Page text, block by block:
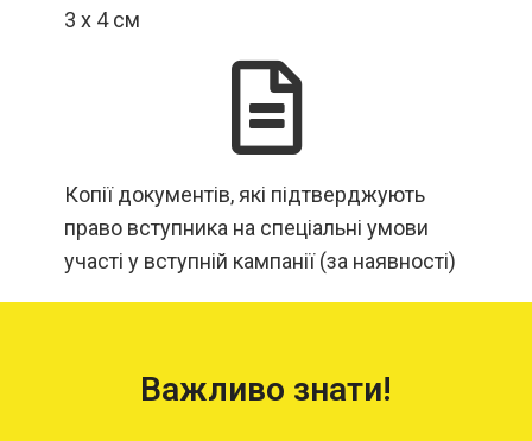
3 х 4 см
Копії документів, які підтверджують
право вступника на спеціальні умови
участі у вступній кампанії (за наявності)
Важливо знати!